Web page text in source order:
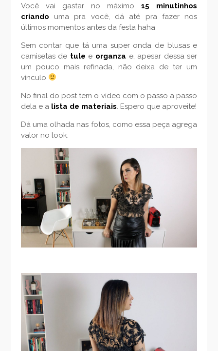
Você vai gastar no máximo15 minutinhos
criando uma pra você, dá até pra fazer nos
últimos momentos antes da festa haha
Sem contar que tá uma super onda de blusas e
camisetas de tule e organza e, apesar dessa ser
um pouco mais refinada, não deixa de ter um
vínculo
No final do post tem o vídeo com o passo a passo
dela e a lista de materiais. Espero que aproveite!
Dá uma olhada nas fotos, como essa peça agrega
valor no look: